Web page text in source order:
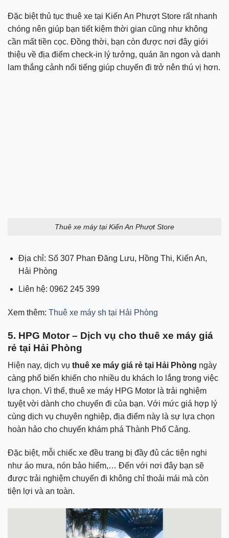
Đặc biệt thủ tục thuê xe tại Kiến An Phượt Store rất nhanh
chóng nên giúp bạn tiết kiệm thời gian cũng như không
cần mất tiền cọc. Đồng thời, bạn còn được nơi đây giới
thiệu về địa điểm check-in lý tưởng, quán ăn ngon và danh
lam thắng cảnh nổi tiếng giúp chuyến đi trở nên thú vị hơn.
Thuê xe máy tại Kiến An Phượt Store
Địa chỉ: Số 307 Phan Đăng Lưu, Hồng Thi, Kiến An,
Hải Phòng
Liên hệ: 0962 245 399
Xem thêm: Thuê xe máy sh tại Hải Phòng
5. HPG Motor – Dịch vụ cho thuê xe máy giá
rẻ tại Hải Phòng
Hiện nay, dịch vụ thuê xe máy giá rẻ tại Hải Phòng ngày
càng phổ biến khiến cho nhiều du khách lo lắng trong việc
lựa chọn. Vì thế, thuê xe máy HPG Motor là trải nghiệm
tuyệt vời dành cho chuyến đi của bạn. Với mức giá hợp lý
cùng dịch vụ chuyên nghiệp, địa điểm này là sự lựa chọn
hoàn hảo cho chuyến khám phá Thành Phố Cảng.
Đặc biệt, mỗi chiếc xe đều trang bị đầy đủ các tiện nghi
như áo mưa, nón bảo hiểm,… Đến với nơi đây bạn sẽ
được trải nghiệm chuyến đi không chỉ thoải mái mà còn
tiện lợi và an toàn.